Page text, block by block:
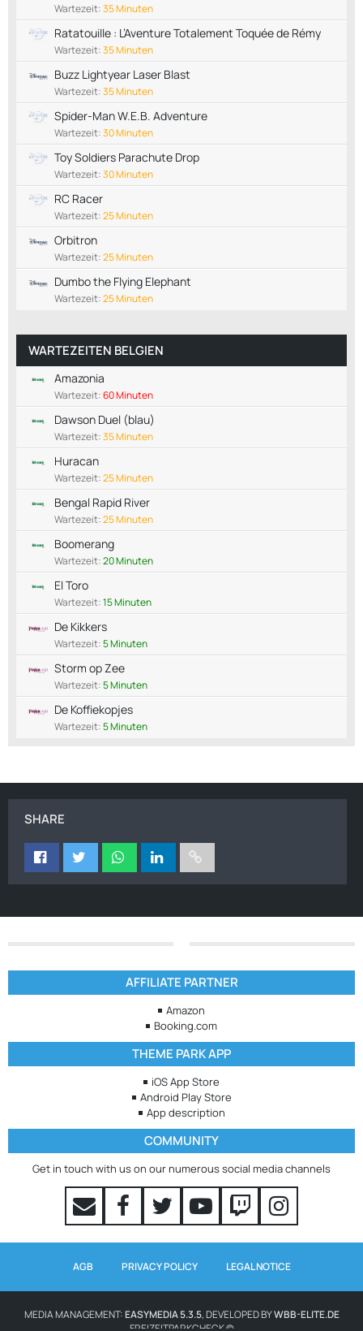
Wartezeit:35 Minuten
Ratatouille : L’Aventure Totalement Toquée de Rémy
Wartezeit:35 Minuten
Buzz Lightyear Laser Blast
Wartezeit:35 Minuten
Spider-Man W.E.B. Adventure
Wartezeit:30 Minuten
Toy Soldiers Parachute Drop
Wartezeit:30 Minuten
RC Racer
Wartezeit:25 Minuten
Orbitron
Wartezeit:25 Minuten
Dumbo the Flying Elephant
Wartezeit:25 Minuten
WARTEZEITEN BELGIEN
Amazonia
Wartezeit:60 Minuten
Dawson Duel (blau)
Wartezeit:35 Minuten
Huracan
Wartezeit:25 Minuten
Bengal Rapid River
Wartezeit:25 Minuten
Boomerang
Wartezeit:20 Minuten
El Toro
Wartezeit:15 Minuten
De Kikkers
Wartezeit:5 Minuten
Storm op Zee
Wartezeit:5 Minuten
De Koffiekopjes
Wartezeit:5 Minuten
SHARE
AFFILIATE PARTNER
Amazon
Booking.com
THEME PARK APP
iOS App Store
Android Play Store
App description
COMMUNITY
Get in touch with us on our numerous social media channels
AGB PRIVACY POLICY LEGAL NOTICE
MEDIA MANAGEMENT:EASYMEDIA 5.3.5, DEVELOPED BYWBB-ELITE.DE
FREIZEITPARKCHECK ©